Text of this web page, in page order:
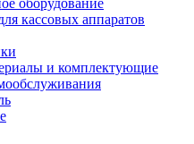
оборудование
кассовых аппаратов
и комплектующие